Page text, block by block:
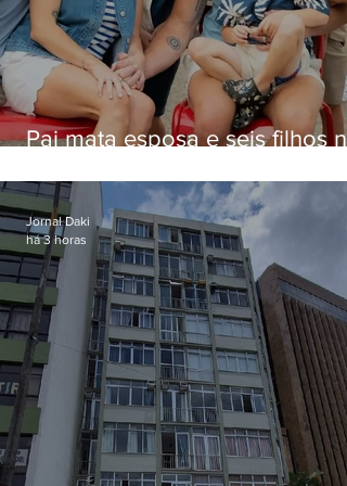
Pai mata esposa e seis filhos
Jornal Daki
há 3 horas